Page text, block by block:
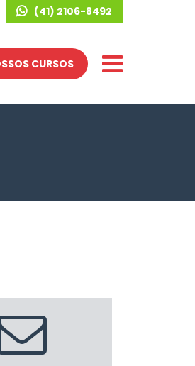
(41) 2106-8492
CURSOS